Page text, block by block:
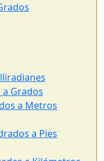
Grados
a Metros
a Pies